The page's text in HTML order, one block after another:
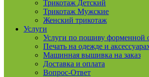
Трикотаж Детский
Трикотаж Мужские
Женский трикотаж
Услуги
Услуги по пошиву форменной
Печать на одежде и
Машинная вышивка на заказ
Доставка и оплата
Вопрос-Ответ